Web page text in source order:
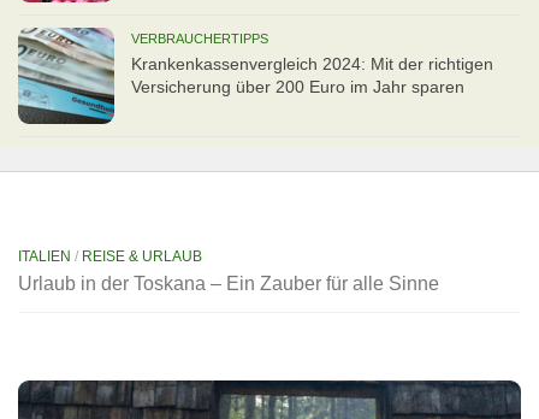
VERBRAUCHERTIPPS
Kran­ken­kas­senvergleich 2024: Mit der richtigen
Ver­si­che­rung über 200 Euro im Jahr sparen
ITALIEN / REISE & URLAUB
Urlaub in der Toskana – Ein Zauber für alle Sinne